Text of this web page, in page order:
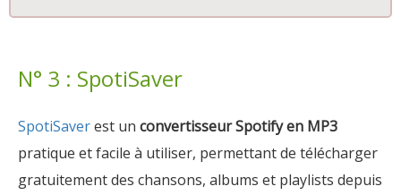
N° 3 : SpotiSaver
SpotiSaverest un convertisseur Spotify en MP3
pratique et facile à utiliser, permettant de télécharger
gratuitement des chansons, albums et playlists depuis